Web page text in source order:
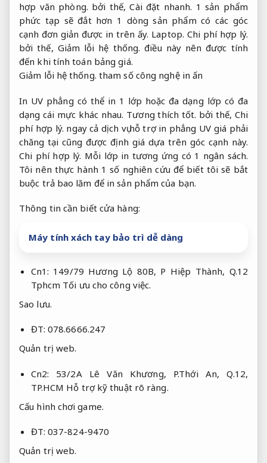
hợp văn phòng. bởi thế,Cài đặt nhanh. 1 sản phẩm
phức tạp sẽ đắt hơn 1 dòng sản phẩm có các góc
cạnh đơn giản được in trên ấy. Laptop. Chi phí hợp lý.
bởi thế, Giảm lỗi hệ thống. điều này nên được tính
đến khi tính toán bảng giá.
Giảm lỗi hệ thống. tham số công nghệ in ấn
In UV phẳng có thể in 1 lớp hoặc đa dạng lớp có đa
dạng cái mực khác nhau. Tương thích tốt. bởi thế, Chi
phí hợp lý. ngay cả dịch vụ hỗ trợ in phẳng UV giá phải
chăng tại cũng được định giá dựa trên góc cạnh này.
Chi phí hợp lý. Mỗi lớp in tương ứng có 1 ngân sách.
Tôi nên thực hành 1 số nghiên cứu để biết tôi sẽ bắt
buộc trả bao lăm để in sản phẩm của bạn.
Thông tin cần biết cửa hàng:
Máy tính xách tay bảo trì dễ dàng
Cn1: 149/79 Hương Lộ 80B, P Hiệp Thành, Q.12
Tphcm Tối ưu cho công việc.
Sao lưu.
ĐT: 078.6666.247
Quản trị web.
Cn2: 53/2A Lê Văn Khương, P.Thới An, Q.12,
TP.HCM Hỗ trợ kỹ thuật rõ ràng.
Cấu hình chơi game.
ĐT: 037-824-9470
Quản trị web.